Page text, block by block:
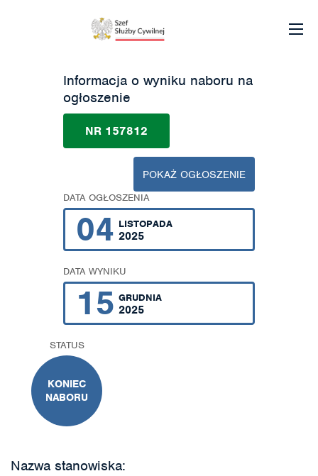
Informacja o wyniku naboru na
ogłoszenie
NR 157812
POKAŻ OGŁOSZENIE
DATA OGŁOSZENIA
04 LISTOPADA
2025
DATA WYNIKU
15 GRUDNIA
2025
STATUS
KONIEC
NABORU
Nazwa stanowiska: